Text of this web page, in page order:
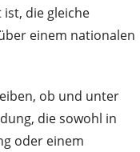
die gleiche
einem nationalen
ob und unter
die sowohl in
oder einem